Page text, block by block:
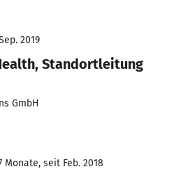
2019
Standortleitung
GmbH
Monate, seit Feb. 2018